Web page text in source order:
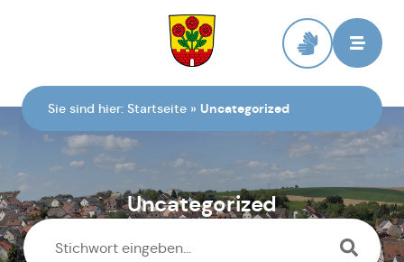
Sie sind hier: Startseite » Uncategorized
Uncategorized